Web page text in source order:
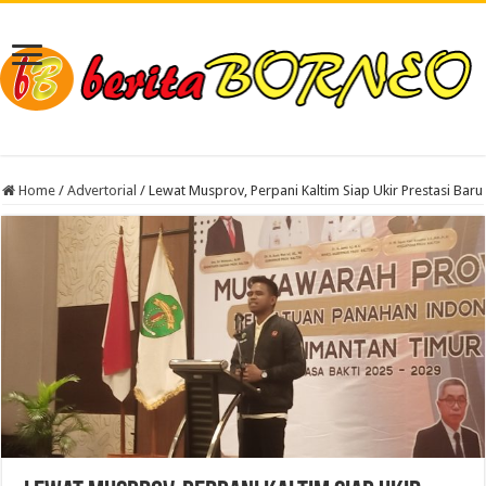
Home / Advertorial / Lewat Musprov, Perpani Kaltim Siap Ukir Prestasi Baru